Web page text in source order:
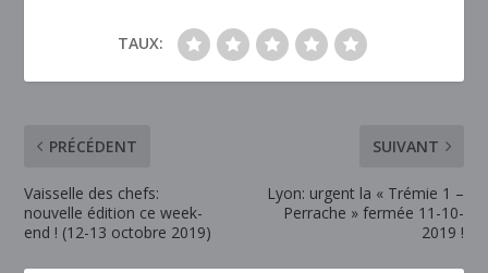
TAUX:
PRÉCÉDENT
Vaisselle des chefs:
nouvelle édition ce week-
end ! (12-13 octobre 2019)
SUIVANT
Lyon: urgent la « Trémie 1 –
Perrache » fermée 11-10-
2019 !